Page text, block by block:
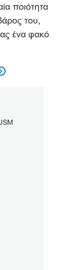
ποιότητα
του,
ένα φακό
